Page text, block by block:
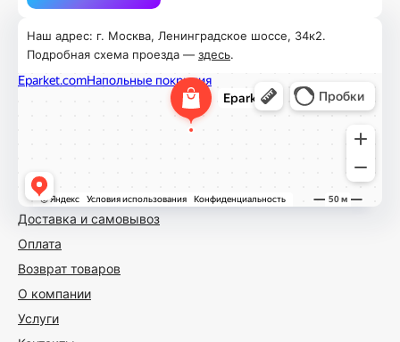
Доставка и самовывоз
Оплата
Возврат товаров
О компании
Услуги
Наш адрес: г. Москва, Ленинградское шоссе, 34к2.
Подробная схема проезда — здесь.